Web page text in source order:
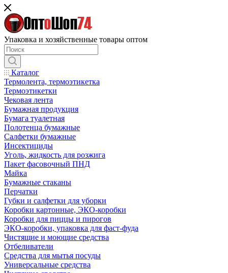
Упаковка и хозяйственные товары оптом
Каталог
Термолента, термоэтикетка
Термоэтикетки
Чековая лента
Бумажная продукция
Бумага туалетная
Полотенца бумажные
Салфетки бумажные
Инсектициды
Уголь, жидкость для розжига
Пакет фасовочный ПНД
Майка
Бумажные стаканы
Перчатки
Губки и салфетки для уборки
Коробки картонные, ЭКО-коробки
Коробки для пиццы и пирогов
ЭКО-коробки, упаковка для фаст-фуда
Чистящие и моющие средства
Отбеливатели
Средства для мытья посуды
Универсальные средства